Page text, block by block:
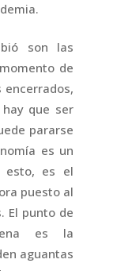
son las
de
que ser
pararse
es un
esto, es el
puesto al
El punto de
es la
aguantas